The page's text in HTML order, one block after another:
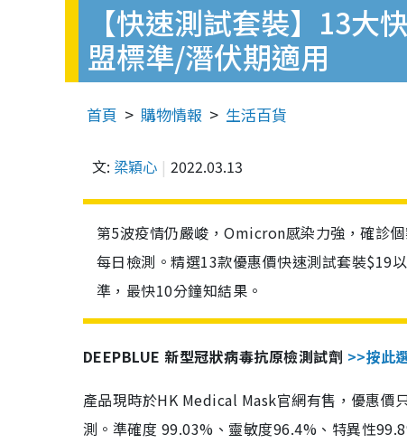
【快速測試套裝】13
盟標準/潛伏期適用
首頁 購物情報 生活百貨
文: 梁穎心 2022.03.13
第5波疫情仍嚴峻，Omicron感染力強，確診
每日檢測。精選13款優惠價快速測試套裝$19
準，最快10分鐘知結果。
DEEPBLUE 新型冠狀病毒抗原檢測試劑 >>按此
產品現時於HK Medical Mask官網有售，優惠價
測。準確度 99.03%、靈敏度96.4%、特異性